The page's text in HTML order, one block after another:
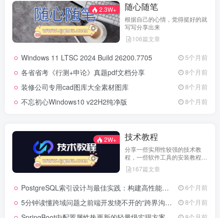
2.3W+ 随心随笔
根据自己的心情，觉得挺好的就
写写分享出来
106篇文章
Windows 11 LTSC 2024 Build 26200.7705 5个月前
各省省考《行测+申论》真题pdf文档分享 8个月前
装修公司专用cad图库大全素材图库 8个月前
不忘初心Windows10 v22H2纯净版 8个月前
2W+ 技术教程
分享一些实用性较强的技术教
程，一些软件工具的安装教程，
以及一些工具的实用方法，环境
配置等等
167篇文章
PostgreSQL索引设计与最佳实践：构建高性能数据库的基石 6个月前
5分钟读懂跨域问题之前端开发绕不开的“跨界沟通”难题 8个月前